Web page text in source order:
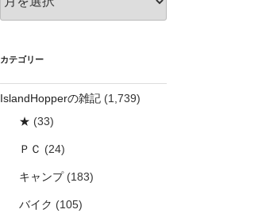
ー
ブ
カテゴリー
IslandHopperの雑記 (1,739)
★ (33)
ＰＣ (24)
キャンプ(183)
バイク (105)